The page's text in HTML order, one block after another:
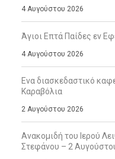
4 Αυγούστου 2026
Άγιοι Επτά Παίδες εν
4 Αυγούστου 2026
Ενα διασκεδαστικό
Καραβόλια
2 Αυγούστου 2026
Ανακομιδή του Ιερού
Στεφάνου – 2